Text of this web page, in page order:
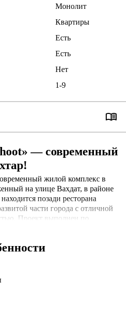
Монолит
Квартиры
Есть
Есть
Нет
1-9
— современный
жилой комплекс в
на улице Вахдат, в районе
позади ресторана
части города с отличной
Проект выполнен по
состоит из одного жилого блока.
квартиры с продуманными
Дом уже построен, более
Для покупателей предусмотрена
первоначальным взносом от 80%.
ЖК: